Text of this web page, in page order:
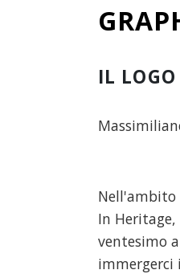
IL
Nell'ambito
In
ventesimo
immergerci